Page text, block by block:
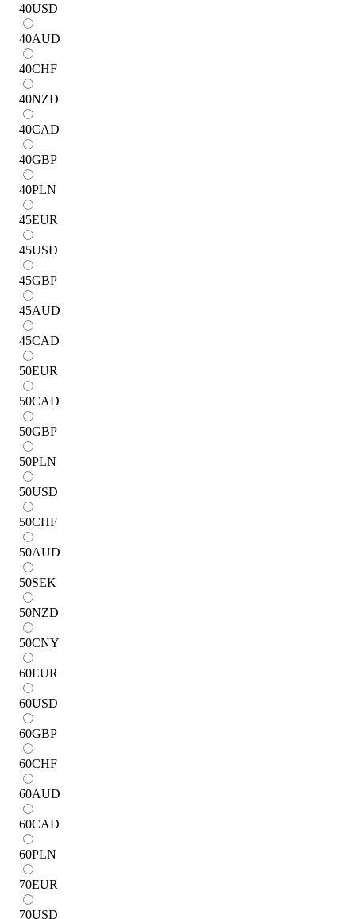
40USD
40AUD
40CHF
40NZD
40CAD
40GBP
40PLN
45EUR
45USD
45GBP
45AUD
45CAD
50EUR
50CAD
50GBP
50PLN
50USD
50CHF
50AUD
50SEK
50NZD
50CNY
60EUR
60USD
60GBP
60CHF
60AUD
60CAD
60PLN
70EUR
70USD